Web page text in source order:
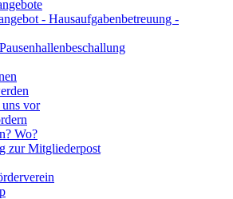
- Hausaufgabenbetreuung -
vor
Wo?
zur Mitgliederpost